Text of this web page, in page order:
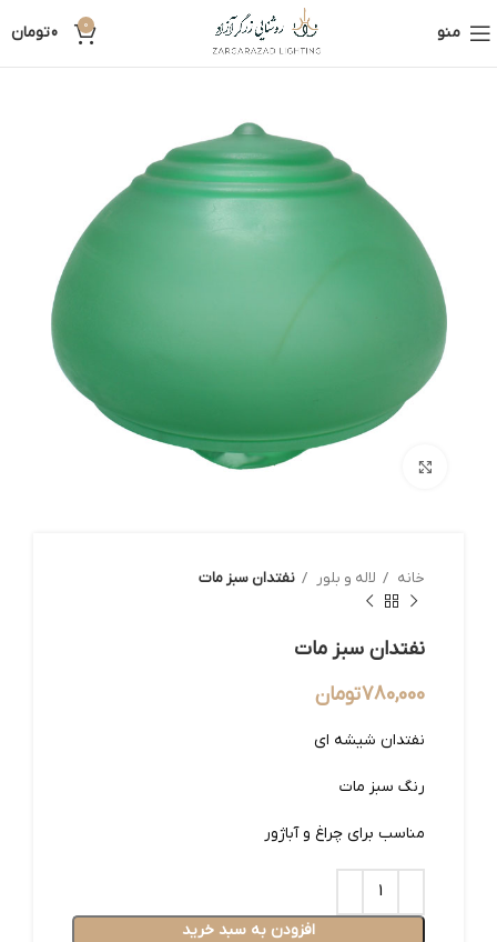
منو 0
0تومان
خانه لاله و بلور نفتدان سبز مات
نفتدان سبز مات
780,000تومان
نفتدان شیشه ای
رنگ سبز مات
مناسب برای چراغ و آباژور
افزودن به سبد خرید